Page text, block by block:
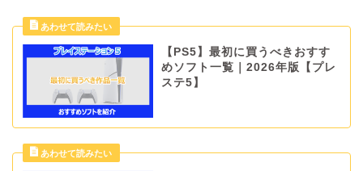
【PS5】最初に買うべきおすす
めソフト一覧｜2026年版【プレ
ステ5】